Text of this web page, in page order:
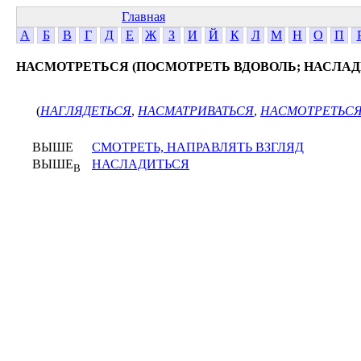
Главная
А
Б В Г Д Е Ж З И Й К Л М Н О П
НАСМОТРЕТЬСЯ (ПОСМОТРЕТЬ ВДОВОЛЬ;
(НАГЛЯДЕТЬСЯ, НАСМАТРИВАТЬСЯ,
ВЫШЕ
СМОТРЕТЬ, НАПРАВЛЯТЬ ВЗГЛЯД
ВЫШЕВ НАСЛАДИТЬСЯ